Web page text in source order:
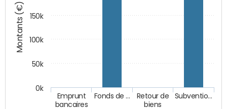
Montants (€)
Emprunt
bancaires
Fonds de …
Retour de
biens
Subventio…
0k
50k
100k
150k